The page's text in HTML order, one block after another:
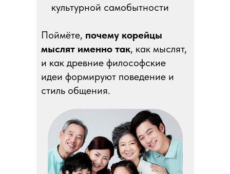
культурной самобытности
Поймёте, почему корейцы
мыслят именно так, как мыслят,
и как древние философские
идеи формируют поведение и
стиль общения.